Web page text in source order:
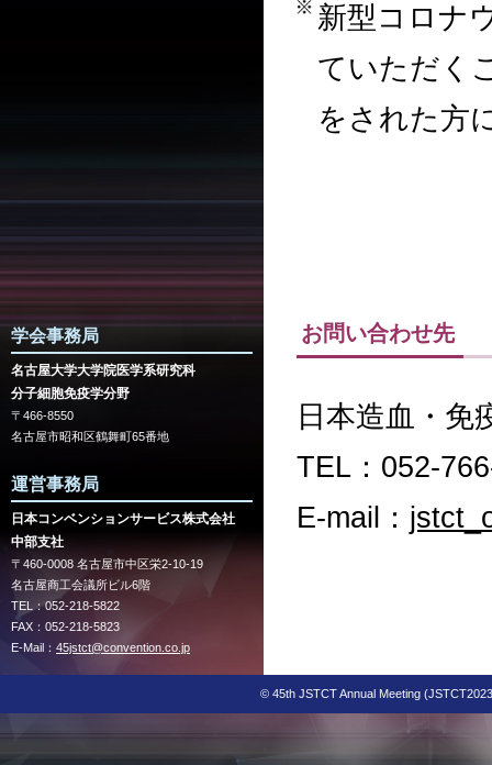
学会事務局
名古屋大学大学院医学系研究科
分子細胞免疫学分野
〒466-8550
名古屋市昭和区鶴舞町65番地
運営事務局
日本コンベンションサービス株式会社
中部支社
〒460-0008 名古屋市中区栄2-10-19
名古屋商工会議所ビル6階
TEL：052-218-5822
FAX：052-218-5823
E-Mail： 45jstct@convention.co.jp
新型コロナ
ていただく
をされた方
お問い合わせ先
日本造血・免
TEL：052-
E-mail：
© 45th JSTCT Annual Meeting